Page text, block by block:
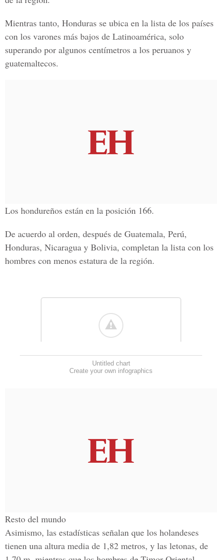
Mientras tanto, Honduras se ubica en la lista de los países
con los varones más bajos de Latinoamérica, solo
superando por algunos centímetros a los peruanos y
guatemaltecos.
Los hondureños están en la posición 166.
De acuerdo al orden, después de Guatemala, Perú,
Honduras, Nicaragua y Bolivia, completan la lista con los
hombres con menos estatura de la región.
Untitled chart
Create your own infographics
Resto del mundo
Asimismo, las estadísticas señalan que los holandeses
tienen una altura media de 1,82 metros, y las letonas, de